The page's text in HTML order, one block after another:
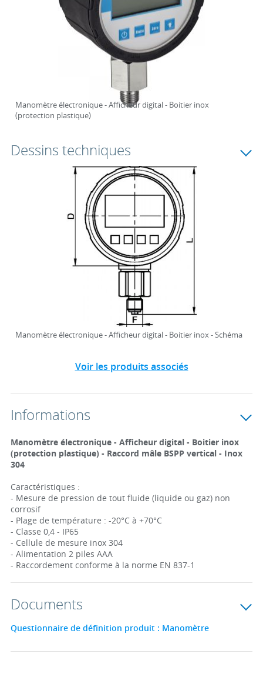
Manomètre électronique - Afficheur digital - Boitier inox
(protection plastique)
Dessins techniques
Manomètre électronique - Afficheur digital - Boitier inox - Schéma
Voir les produits associés
Informations
Manomètre électronique - Afficheur digital - Boitier inox
(protection plastique) - Raccord mâle BSPP vertical - Inox
304
Caractéristiques :
- Mesure de pression de tout fluide (liquide ou gaz) non
corrosif
- Plage de température : -20°C à +70°C
- Classe 0,4 - IP65
- Cellule de mesure inox 304
- Alimentation 2 piles AAA
- Raccordement conforme à la norme EN 837-1
Documents
Questionnaire de définition produit : Manomètre